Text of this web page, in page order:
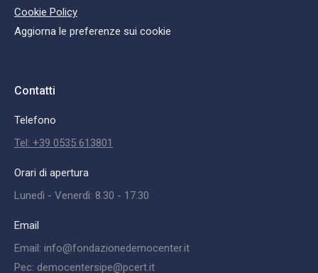
Cookie Policy
Aggiorna le preferenze sui cookie
Contatti
Telefono
Tel: +39 0535 613801
Orari di apertura
Lunedì - Venerdì: 8.30 - 17.30
Email
Email: info@fondazionedemocenter.it
Pec: democentersipe@pcert.it